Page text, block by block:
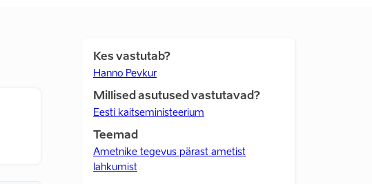
Kes vastutab?
Hanno Pevkur
Millised asutused vastutavad?
Eesti kaitseministeerium
Teemad
Ametnike tegevus pärast ametist
lahkumist